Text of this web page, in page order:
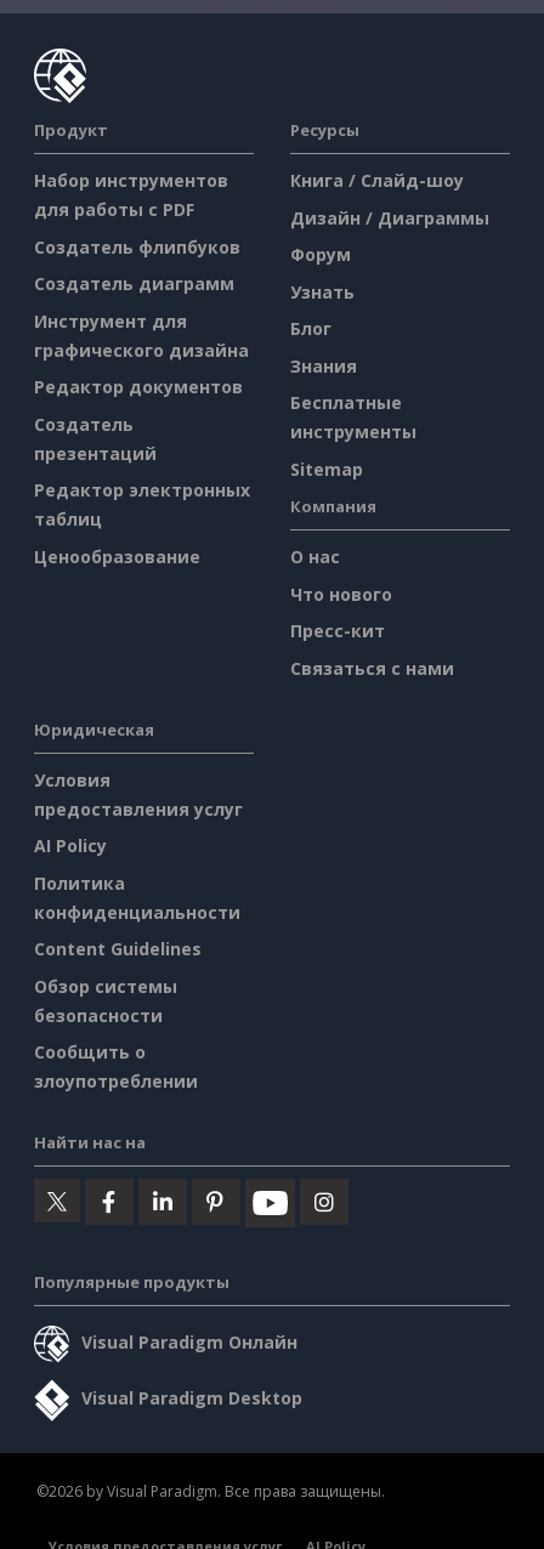
Продукт
Набор инструментов
для работы с PDF
Создатель флипбуков
Создатель диаграмм
Инструмент для
графического дизайна
Редактор документов
Создатель
презентаций
Редактор электронных
таблиц
Ценообразование
Ресурсы
Книга / Слайд-шоу
Дизайн / Диаграммы
Форум
Узнать
Блог
Знания
Бесплатные
инструменты
Sitemap
Компания
О нас
Что нового
Пресс-кит
Связаться с нами
Юридическая
Условия
предоставления услуг
AI Policy
Политика
конфиденциальности
Content Guidelines
Обзор системы
безопасности
Сообщить о
злоупотреблении
Найти нас на
Популярные продукты
Visual Paradigm Онлайн
Visual Paradigm Desktop
©2026 by Visual Paradigm. Все права защищены.